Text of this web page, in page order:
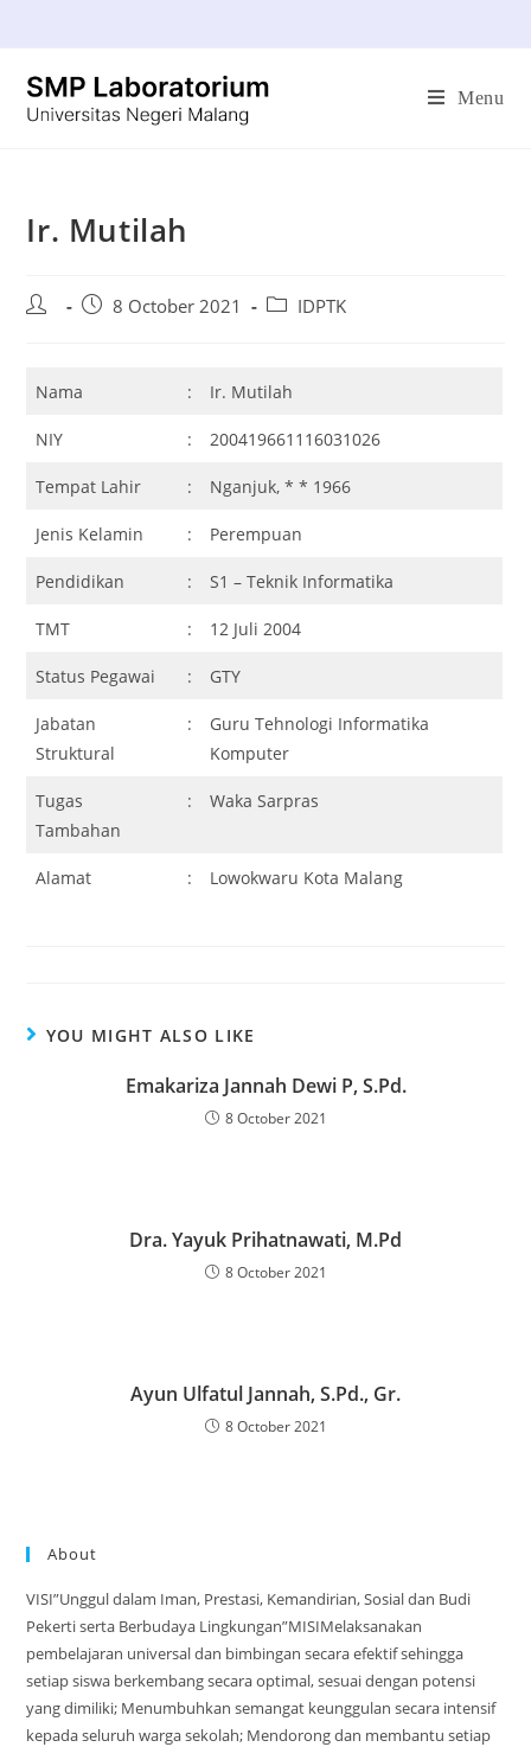
Menu
Ir. Mutilah
8 October 2021 IDPTK
Nama : Ir. Mutilah
NIY : 200419661116031026
Tempat Lahir : Nganjuk, * * 1966
Jenis Kelamin : Perempuan
Pendidikan : S1 – Teknik Informatika
TMT : 12 Juli 2004
Status Pegawai : GTY
Jabatan
Struktural
:
Guru Tehnologi Informatika
Komputer
Tugas
Tambahan
: Waka Sarpras
Alamat : Lowokwaru Kota Malang
YOU MIGHT ALSO LIKE
Emakariza Jannah Dewi P, S.Pd.
8 October 2021
Dra. Yayuk Prihatnawati, M.Pd
8 October 2021
Ayun Ulfatul Jannah, S.Pd., Gr.
8 October 2021
About
VISI”Unggul dalam Iman, Prestasi, Kemandirian, Sosial dan Budi
Pekerti serta Berbudaya Lingkungan”MISIMelaksanakan
pembelajaran universal dan bimbingan secara efektif sehingga
setiap siswa berkembang secara optimal, sesuai dengan potensi
yang dimiliki; Menumbuhkan semangat keunggulan secara intensif
kepada seluruh warga sekolah; Mendorong dan membantu setiap